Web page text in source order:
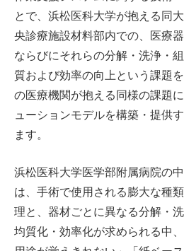
とで、浜松医科大学が抱える同
央診療施設材料部内での、医療
ならびにそれらの分解・洗浄・
質および効率の向上という課題
の医療機関が抱える同様の課題
ューションモデルを構築・提供
ます。
浜松医科大学医学部附属病院の
は、手術で使用される膨大な種
理と、器材ごとに異なる分解・
均質化・効率化が求められる中